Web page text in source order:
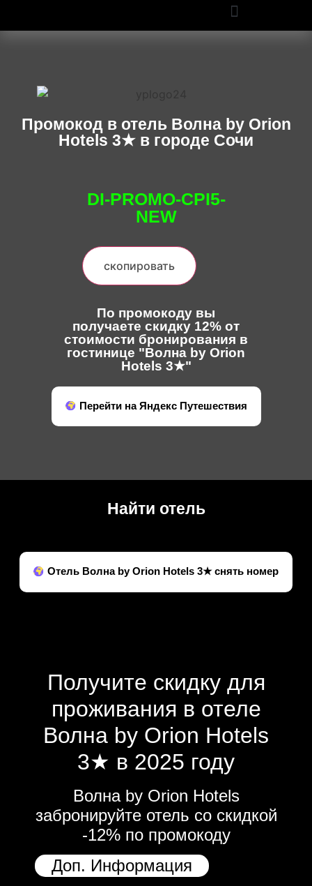
Промокод в отель Волна by Orion
Hotels 3★ в городе Сочи
DI-PROMO-CPI5-
NEW
скопировать
По промокоду вы
получаете скидку 12% от
стоимости бронирования в
гостинице "Волна by Orion
Hotels 3★"
Перейти на Яндекс Путешествия
Найти отель
Отель Волна by Orion Hotels 3★ снять номер
Получите скидку для
проживания в отеле
Волна by Orion Hotels
3★ в 2025 году
Волна by Orion Hotels
забронируйте отель со скидкой
-12% по промокоду
Доп. Информация